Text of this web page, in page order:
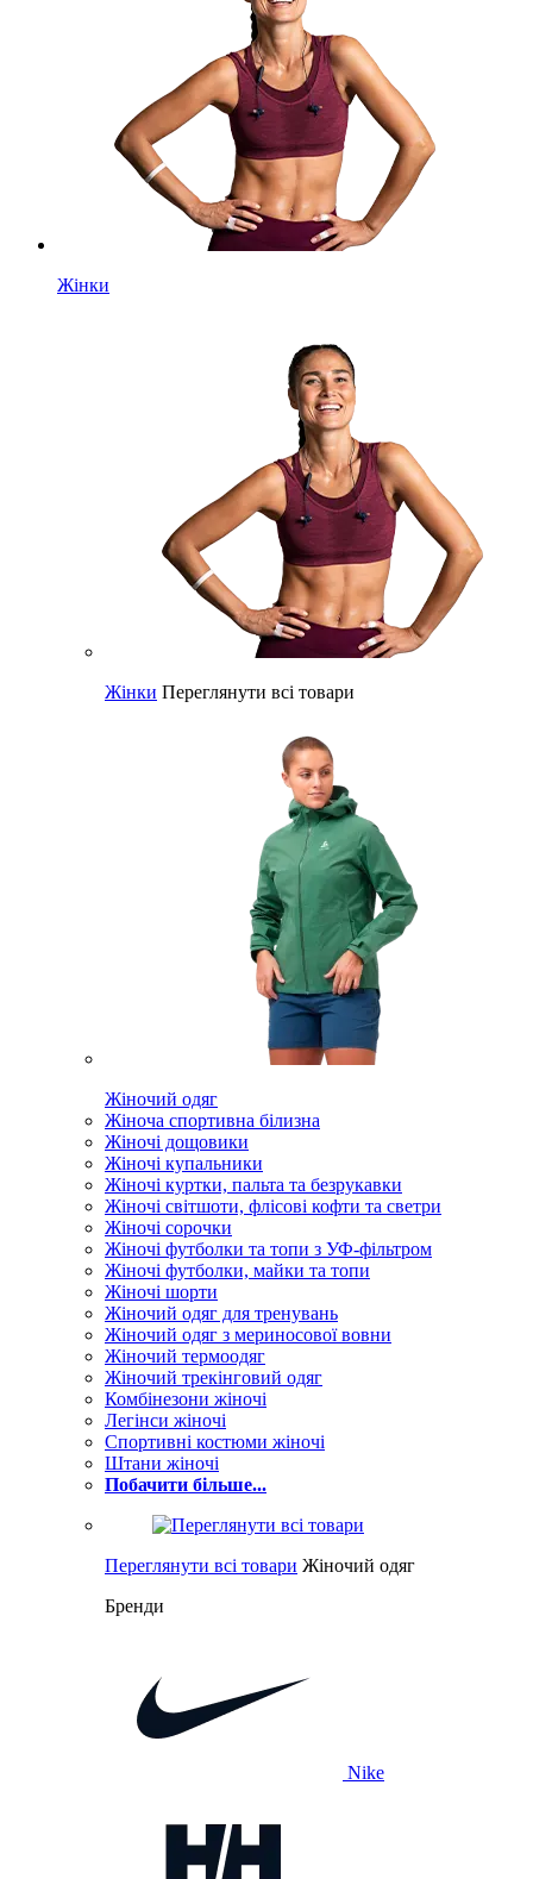
Жінки
Жінки Переглянути всі товари
Жіночий одяг
Жіноча спортивна білизна
Жіночі дощовики
Жіночі купальники
Жіночі куртки, пальта та безрукавки
Жіночі світшоти, флісові кофти та светри
Жіночі сорочки
Жіночі футболки та топи з УФ-фільтром
Жіночі футболки, майки та топи
Жіночі шорти
Жіночий одяг для тренувань
Жіночий одяг з мериносової вовни
Жіночий термоодяг
Жіночий трекінговий одяг
Комбінезони жіночі
Легінси жіночі
Спортивні костюми жіночі
Штани жіночі
Побачити більше...
Переглянути всі товари Жіночий одяг
Бренди
Nike